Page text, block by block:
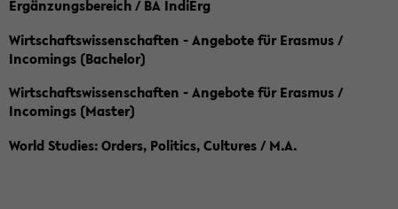
Ergänzungsbereich / BA IndiErg
Wirtschaftswissenschaften - Angebote für Erasmus /
Incomings (Bachelor)
Wirtschaftswissenschaften - Angebote für Erasmus /
Incomings (Master)
World Studies: Orders, Politics, Cultures / M.A.